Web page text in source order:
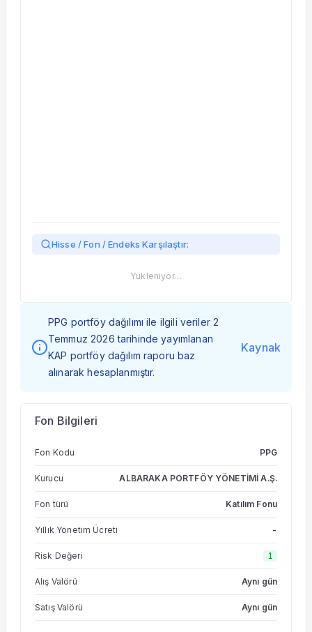
Hisse / Fon / Endeks Karşılaştır:
Yükleniyor…
PPG portföy dağılımı ile ilgili veriler 2
Temmuz 2026 tarihinde yayımlanan
KAP portföy dağılım raporu baz
alınarak hesaplanmıştır.
Kaynak
Fon Bilgileri
Fon Kodu PPG
Kurucu ALBARAKA PORTFÖY YÖNETİMİ A.Ş.
Fon türü Katılım Fonu
Yıllık Yönetim Ücreti -
Risk Değeri 1
Alış Valörü Aynı gün
Satış Valörü Aynı gün